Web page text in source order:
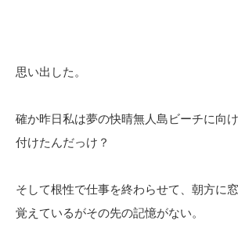
思い出した。
確か昨日私は夢の快晴無人島ビーチに向
付けたんだっけ？
そして根性で仕事を終わらせて、朝方に
覚えているがその先の記憶がない。